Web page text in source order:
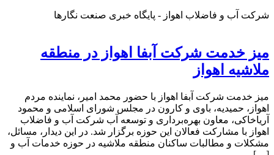
شرکت آب و فاضلاب اهواز - پایگاه خبری صنعت نگارها
میز خدمت شرکت آبفا اهواز در منطقه
ملاشیه اهواز
میز خدمت شرکت آبفا اهواز با حضور محمد امیر، نماینده مردم
اهواز، حمیدیه، باوی و کارون در مجلس شورای اسلامی و محمود
آریاخاکی، معاون بهره‌برداری و توسعه آب شرکت آب و فاضلاب
اهواز با مشارکت فعالان این حوزه برگزار شد. در این دیدار، مسائل،
مشکلات و مطالبات ساکنان منطقه ملاشیه در حوزه خدمات آب و